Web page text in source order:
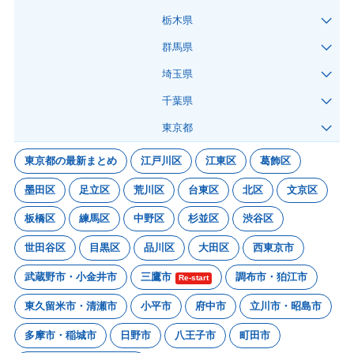
栃木県
群馬県
埼玉県
千葉県
東京都
東京都の最新まとめ 江戸川区 江東区 葛飾区
墨田区 足立区 荒川区 台東区 北区 文京区
板橋区 練馬区 中野区 杉並区 渋谷区
世田谷区 目黒区 品川区 大田区 西東京市
武蔵野市・小金井市 三鷹市 Re-start 調布市・狛江市
東久留米市・清瀬市 小平市 府中市 立川市・昭島市
多摩市・稲城市 日野市 八王子市 町田市